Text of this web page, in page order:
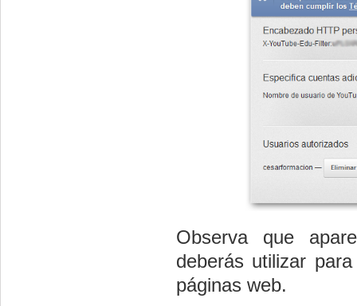
Observa que
deberás utilizar
páginas web.